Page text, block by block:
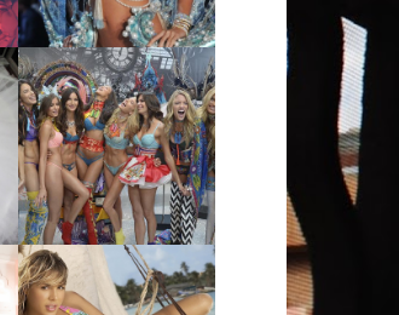
¿QUIERES SABER
LA EDAD Y ALTURA
DE LAS MODELOS
VICTORIA'S
SECRET 2017?